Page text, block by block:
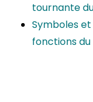
tournante
Symboles
fonctions